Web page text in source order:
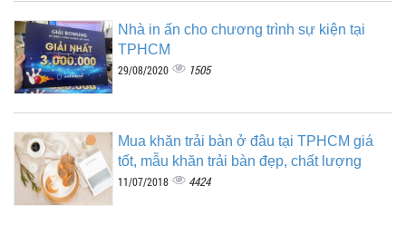
Nhà in ấn cho chương trình sự kiện tại
TPHCM
29/08/2020 1505
Mua khăn trải bàn ở đâu tại TPHCM giá
tốt, mẫu khăn trải bàn đẹp, chất lượng
11/07/2018 4424